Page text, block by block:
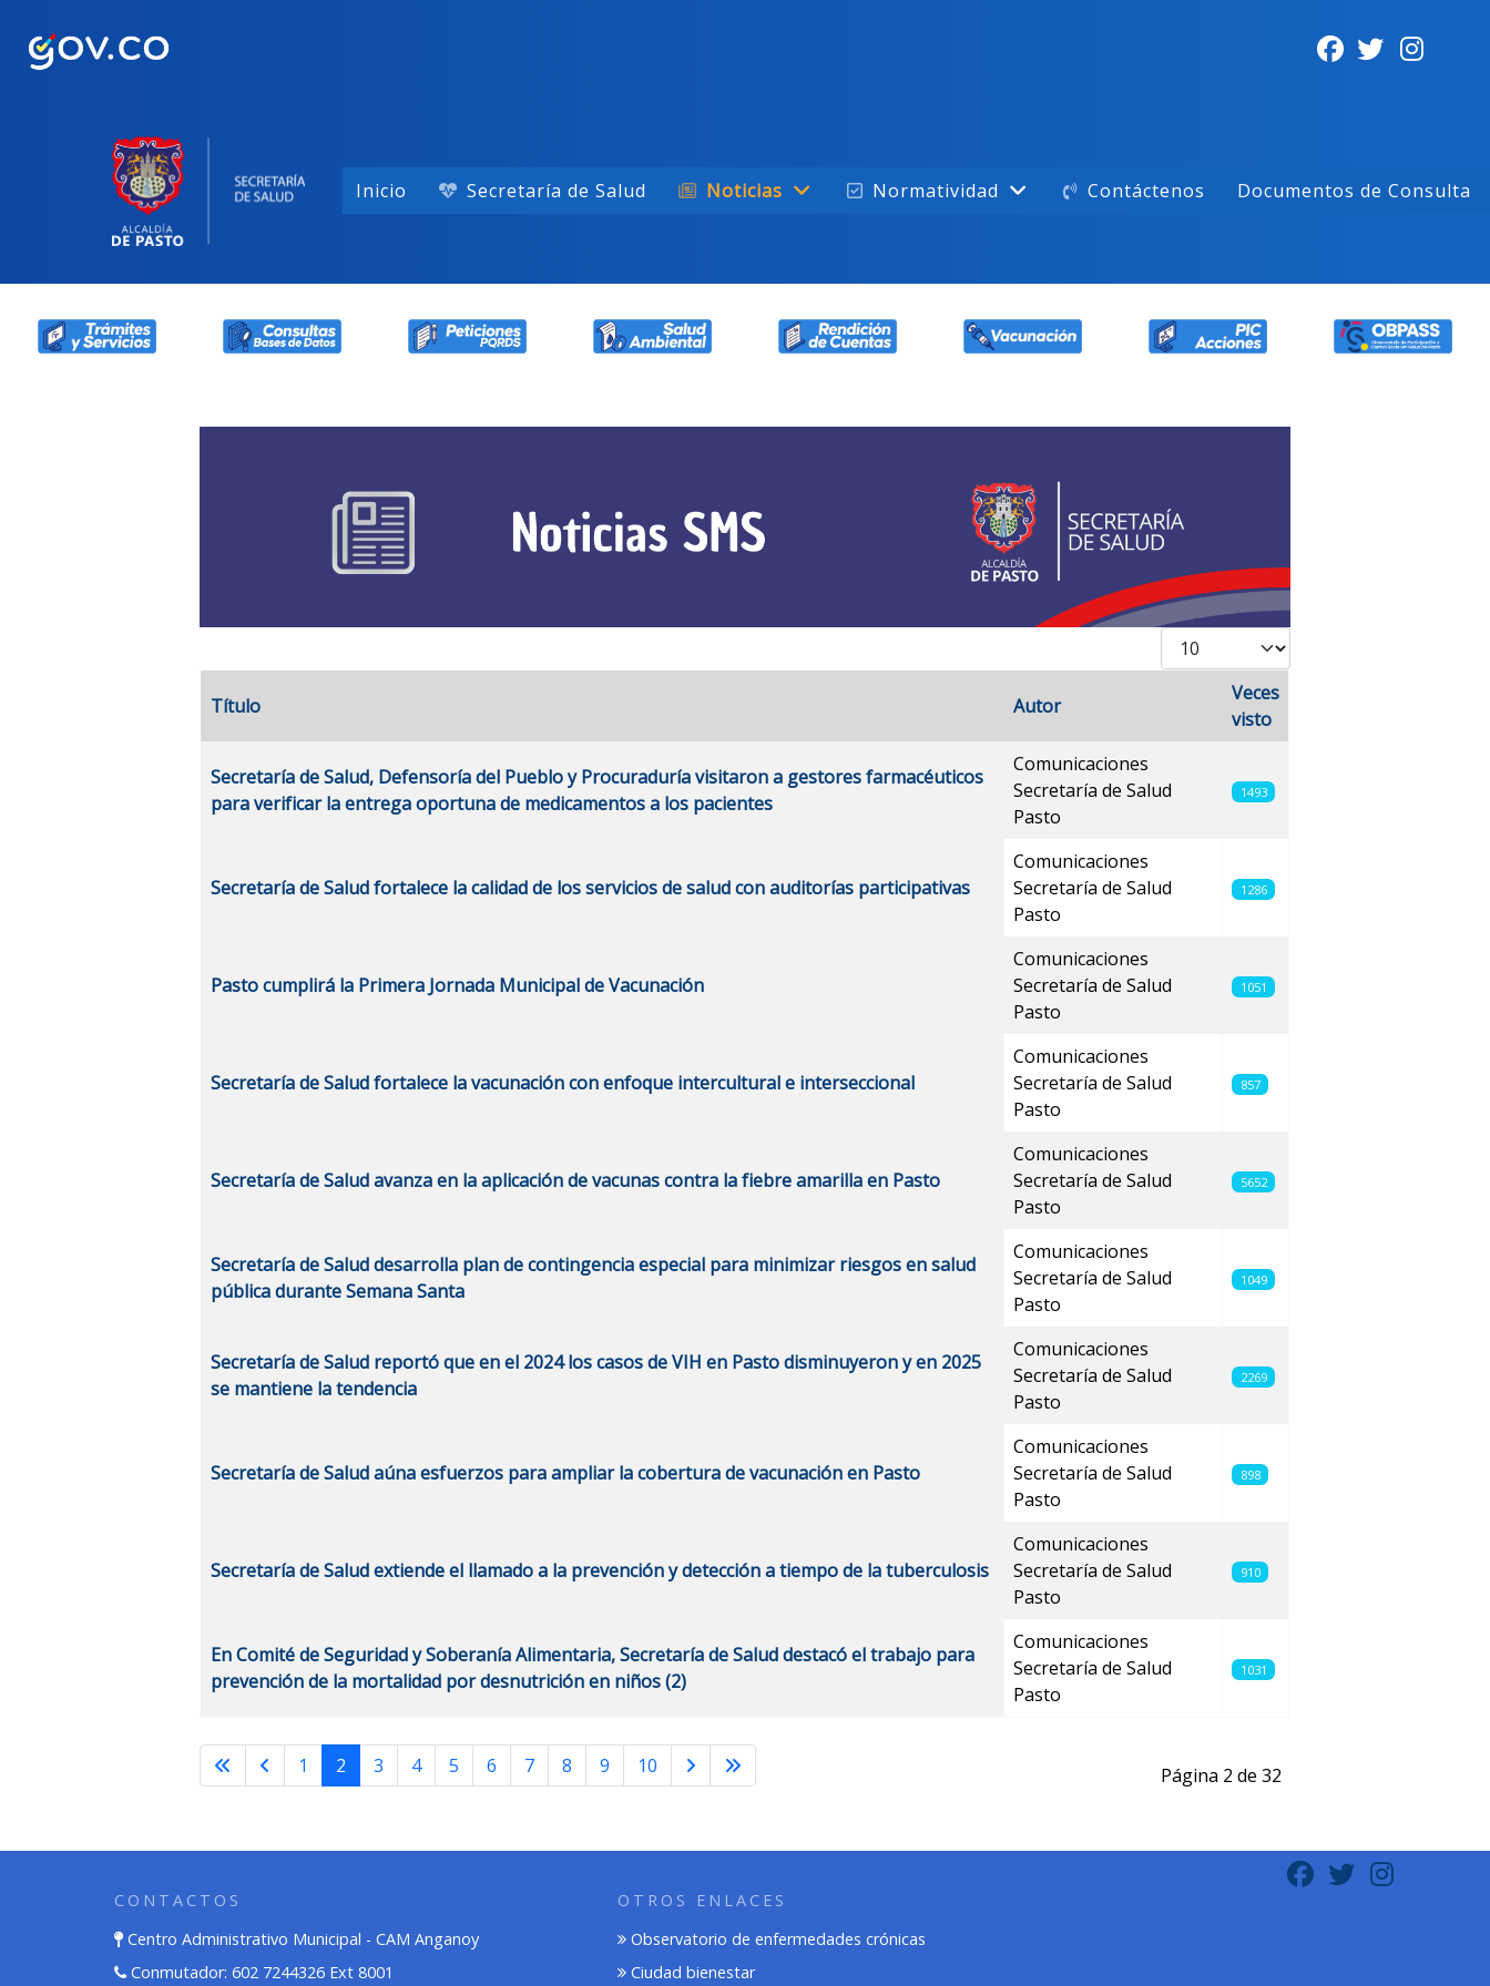
Inicio Secretaría de Salud Noticias Normatividad Contáctenos Documentos de Consulta
Cantidad
Título Autor
Veces
visto
Secretaría de Salud, Defensoría del Pueblo y Procuraduría visitaron a gestores farmacéuticos
para verificar la entrega oportuna de medicamentos a los pacientes
Comunicaciones
Secretaría de Salud
Pasto
1493
Secretaría de Salud fortalece la calidad de los servicios de salud con auditorías participativas
Comunicaciones
Secretaría de Salud
Pasto
1286
Pasto cumplirá la Primera Jornada Municipal de Vacunación
Comunicaciones
Secretaría de Salud
Pasto
1051
Secretaría de Salud fortalece la vacunación con enfoque intercultural e interseccional
Comunicaciones
Secretaría de Salud
Pasto
857
Secretaría de Salud avanza en la aplicación de vacunas contra la fiebre amarilla en Pasto
Comunicaciones
Secretaría de Salud
Pasto
5652
Secretaría de Salud desarrolla plan de contingencia especial para minimizar riesgos en salud
pública durante Semana Santa
Comunicaciones
Secretaría de Salud
Pasto
1049
Secretaría de Salud reportó que en el 2024 los casos de VIH en Pasto disminuyeron y en 2025
se mantiene la tendencia
Comunicaciones
Secretaría de Salud
Pasto
2269
Secretaría de Salud aúna esfuerzos para ampliar la cobertura de vacunación en Pasto
Comunicaciones
Secretaría de Salud
Pasto
898
Secretaría de Salud extiende el llamado a la prevención y detección a tiempo de la tuberculosis
Comunicaciones
Secretaría de Salud
Pasto
910
En Comité de Seguridad y Soberanía Alimentaria, Secretaría de Salud destacó el trabajo para
prevención de la mortalidad por desnutrición en niños (2)
Comunicaciones
Secretaría de Salud
Pasto
1031
Página 2 de 32
1 2 3 4 5 6 7 8 9 10
CONTACTOS
Centro Administrativo Municipal - CAM Anganoy
Conmutador: 602 7244326 Ext 8001
OTROS ENLACES
Observatorio de enfermedades crónicas
Ciudad bienestar